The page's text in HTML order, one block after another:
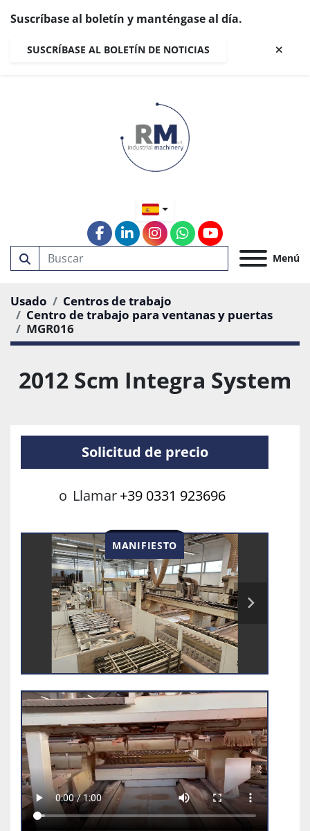
Suscríbase al boletín y manténgase al día.
SUSCRÍBASE AL BOLETÍN DE NOTICIAS
Menú
facebook
linkedininstagram
whatsapp
youtube
Usado
Centros de trabajo
Centro de trabajo para ventanas y puertas
MGR016
2012 Scm Integra System
Solicitud de precio
o Llamar +39 0331 923696
MANIFIESTO